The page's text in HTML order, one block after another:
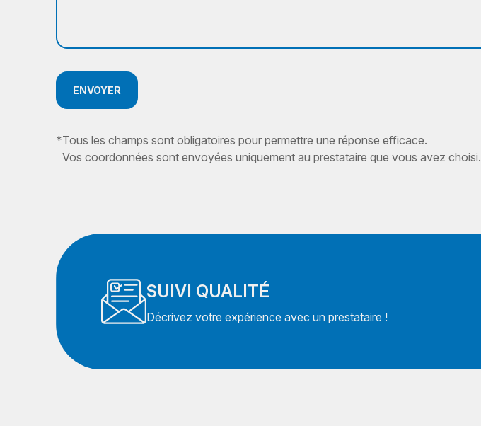
ENVOYER
*Tous les champs sont obligatoires pour permettre une réponse efficace.
Vos coordonnées sont envoyées uniquement au prestataire que vous avez choisi.
SUIVI QUALITÉ
Décrivez votre expérience avec un prestataire !